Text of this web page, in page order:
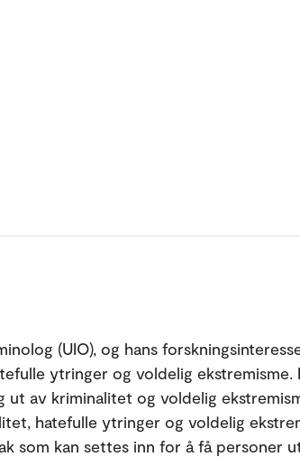
(UIO), og hans
ytringer og voldelig ekstremisme.
ut av kriminalitet og voldelig
hatefulle ytringer og voldelig
som kan settes inn for å få personer